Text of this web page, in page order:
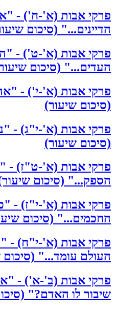
פרקי אבות (א'-ח') -
הדיינים..." (סיכום
פרקי אבות (א'-ט') -
העדים..." (סיכום
פרקי אבות (א'-י') -
(סיכום שיעור)
פרקי אבות (א'-י"ג) -
(סיכום שיעור)
פרקי אבות (א'-ט"ז) -
הספק..." (סיכום
פרקי אבות (א'-י"ז) -
החכמים..." (סיכום
פרקי אבות (א'-י"ח) -
העולם עומד..." (סיכום
פרקי אבות (ב'-א') -
שיבור לו האדם?"